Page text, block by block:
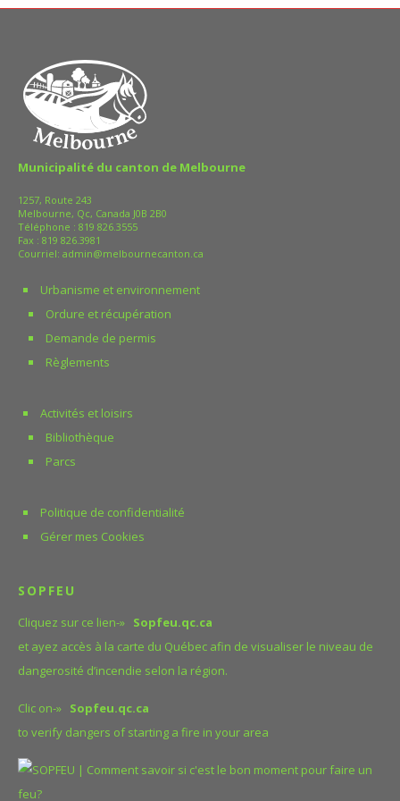
plusieurs champs
d’interventions
Une fonction méconnue
connaissances peuvent
mener au poste de directeur
général et greffier-trésorier
dont :
Le droit
L’urbanisme
La comptabilité
Municipalité du canton de Melbourne
1257, Route 243
Melbourne, Qc, Canada J0B 2B0
Téléphone : 819 826.3555
Fax : 819 826.3981
Courriel: admin@melbournecanton.ca
Urbanisme et environnement
Ordure et récupération
Demande de permis
Règlements
Activités et loisirs
Bibliothèque
Parcs
Politique de confidentialité
Gérer mes Cookies
SOPFEU
Cliquez sur ce lien-» Sopfeu.qc.ca
et ayez accès à la carte du Québec afin de visualiser le niveau de
dangerosité d’incendie selon la région.
Clic on-» Sopfeu.qc.ca
to verify dangers of starting a fire in your area